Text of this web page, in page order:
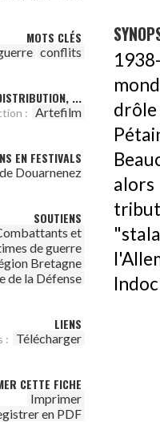
MOTS CLÉS
conflits
...
: Artefilm
EN FESTIVALS
Douarnenez
SOUTIENS
et
de guerre
Bretagne
de la Défense
LIENS
: Télécharger
CETTE FICHE
Imprimer
en PDF
alors